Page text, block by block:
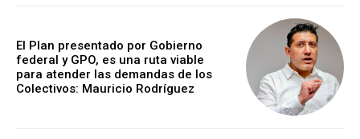
El Plan presentado por Gobierno
federal y GPO, es una ruta viable
para atender las demandas de los
Colectivos: Mauricio Rodríguez